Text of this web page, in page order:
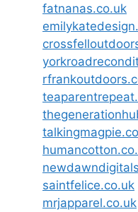
fatnanas.co.uk
saintfelice.co.uk
mrjapparel.co.uk